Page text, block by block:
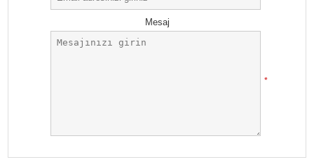
Mesaj
*